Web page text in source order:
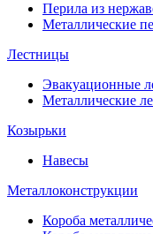
Перила из
Металлические
Лестницы
Эвакуационные
Металлические
Козырьки
Навесы
Металлоконструкции
Короба